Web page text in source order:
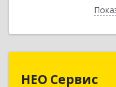
НЕО Сервис